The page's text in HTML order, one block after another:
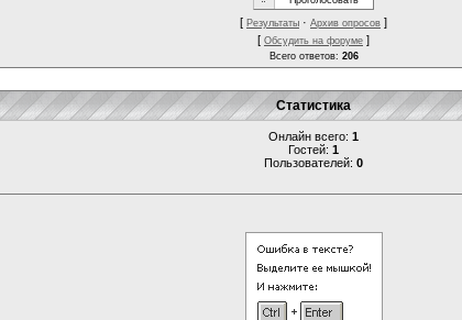
[ Результаты · Архив опросов ]
[ Обсудить на форуме ]
Всего ответов: 206
Статистика
Онлайн всего: 1
Гостей: 1
Пользователей: 0